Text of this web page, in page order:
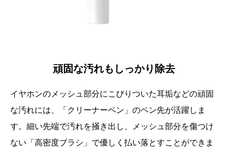
頑固な汚れもしっかり除去
イヤホンのメッシュ部分にこびりついた耳垢などの頑固
な汚れには、「クリーナーペン」のペン先が活躍しま
す。細い先端で汚れを掻き出し、メッシュ部分を傷つけ
ない「高密度ブラシ」で優しく払い落とすことができま